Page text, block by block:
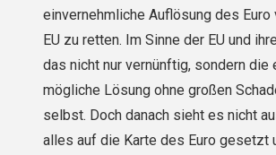
einvernehmliche Auflösung des Euro
EU zu retten. Im Sinne der EU und
das nicht nur vernünftig, sondern die
mögliche Lösung ohne großen
selbst. Doch danach sieht es nicht
alles auf die Karte des Euro gesetzt